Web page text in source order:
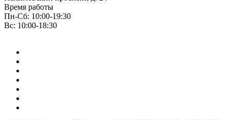
Время работы
Пн-Сб: 10:00-19:30
Вс: 10:00-18:30